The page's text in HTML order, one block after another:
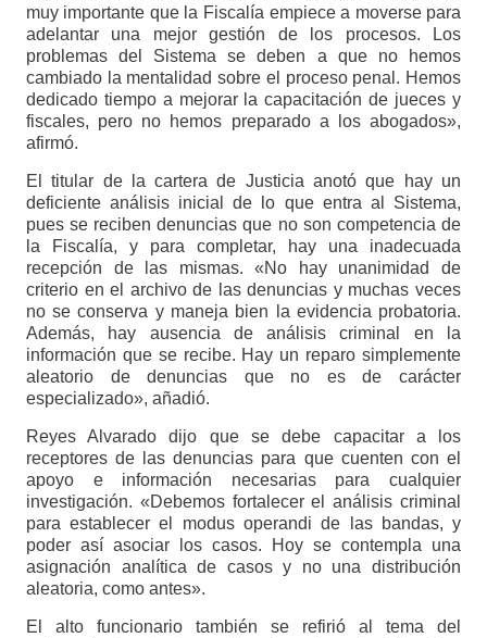
muy importante que la Fiscalía empiece a moverse para
adelantar una mejor gestión de los procesos. Los
problemas del Sistema se deben a que no hemos
cambiado la mentalidad sobre el proceso penal. Hemos
dedicado tiempo a mejorar la capacitación de jueces y
fiscales, pero no hemos preparado a los abogados»,
afirmó.
El titular de la cartera de Justicia anotó que hay un
deficiente análisis inicial de lo que entra al Sistema,
pues se reciben denuncias que no son competencia de
la Fiscalía, y para completar, hay una inadecuada
recepción de las mismas. «No hay unanimidad de
criterio en el archivo de las denuncias y muchas veces
no se conserva y maneja bien la evidencia probatoria.
Además, hay ausencia de análisis criminal en la
información que se recibe. Hay un reparo simplemente
aleatorio de denuncias que no es de carácter
especializado», añadió.
Reyes Alvarado dijo que se debe capacitar a los
receptores de las denuncias para que cuenten con el
apoyo e información necesarias para cualquier
investigación. «Debemos fortalecer el análisis criminal
para establecer el modus operandi de las bandas, y
poder así asociar los casos. Hoy se contempla una
asignación analítica de casos y no una distribución
aleatoria, como antes».
El alto funcionario también se refirió al tema del